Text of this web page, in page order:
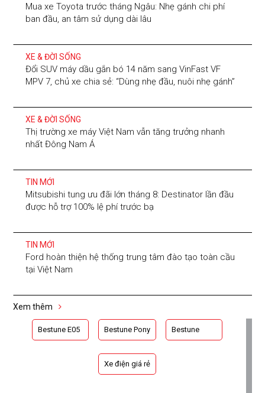
Mua xe Toyota trước tháng Ngâu: Nhẹ gánh chi phí
ban đầu, an tâm sử dụng dài lâu
XE & ĐỜI SỐNG
Đổi SUV máy dầu gắn bó 14 năm sang VinFast VF
MPV 7, chủ xe chia sẻ: “Dùng nhẹ đầu, nuôi nhẹ gánh”
XE & ĐỜI SỐNG
Thị trường xe máy Việt Nam vẫn tăng trưởng nhanh
nhất Đông Nam Á
TIN MỚI
Mitsubishi tung ưu đãi lớn tháng 8: Destinator lần đầu
được hỗ trợ 100% lệ phí trước bạ
TIN MỚI
Ford hoàn thiện hệ thống trung tâm đào tạo toàn cầu
tại Việt Nam
Xem thêm
Bestune E05 Bestune Pony Bestune
Xe điện giá rẻ